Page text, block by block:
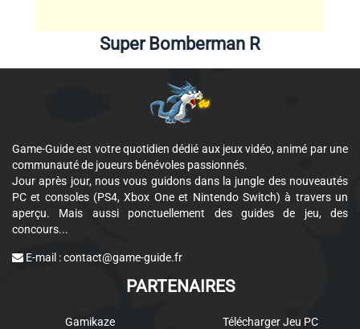
Super Bomberman R
Game-Guide est votre quotidien dédié aux jeux vidéo, animé par une
communauté de joueurs bénévoles passionnés.
Jour après jour, nous vous guidons dans la jungle des nouveautés
PC et consoles (PS4, Xbox One et Nintendo Switch) à travers un
aperçu. Mais aussi ponctuellement des guides de jeu, des
concours...
E-mail :contact@game-guide.fr
PARTENAIRES
Gamikaze
Télécharger Jeu PC